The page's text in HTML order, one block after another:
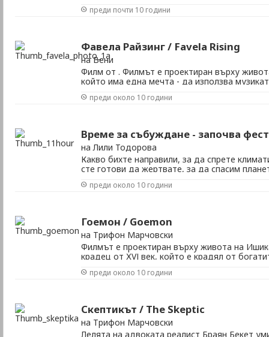
наградите на американската киноакадемия
преди почти 10 години
Фавела Райзинг / Favela Rising
на Вени
Филм от . Филмът е проектиран върху
който има една мечта - да използва
Джеф Зимбалист и Мат Мочари Държава:
преди около 10 години
Време за събуждане - започва
на Лили Тодорова
Какво бихте направили, за да спрете
сте готови да жертвате, за да спасим
"Един свят" в 19 часа на 23 ноември в Дома
преди около 10 години
Гоемон / Goemon
на Трифон Марчовски
Филмът е проектиран върху живота на
крадец от ХVІ век, който е крадял от
ролите: Юсуке Егичи, Такао Осава, Риоко
преди около 10 години
Скептикът / The Skeptic
на Трифон Марчовски
Лелята на адвокатa реалист Браян Бекет